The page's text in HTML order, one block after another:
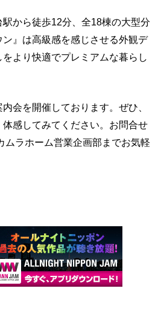
から徒歩12分、全18棟の大型分
』は高級感を感じさせる外観デ
より快適でプレミアムな暮らし
会を開催しております。ぜひ、
感してみてください。お問合せ
ラホーム営業企画部までお気軽